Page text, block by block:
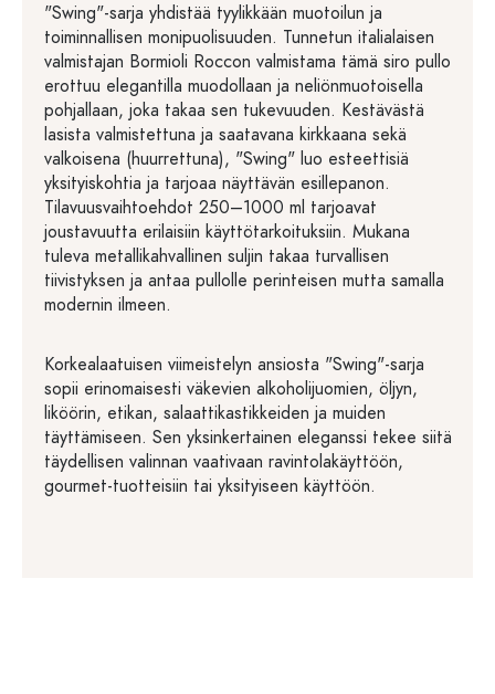
"Swing"-sarja yhdistää tyylikkään muotoilun ja
toiminnallisen monipuolisuuden. Tunnetun italialaisen
valmistajan Bormioli Roccon valmistama tämä siro pullo
erottuu elegantilla muodollaan ja neliönmuotoisella
pohjallaan, joka takaa sen tukevuuden. Kestävästä
lasista valmistettuna ja saatavana kirkkaana sekä
valkoisena (huurrettuna), "Swing" luo esteettisiä
yksityiskohtia ja tarjoaa näyttävän esillepanon.
Tilavuusvaihtoehdot 250–1000 ml tarjoavat
joustavuutta erilaisiin käyttötarkoituksiin. Mukana
tuleva metallikahvallinen suljin takaa turvallisen
tiivistyksen ja antaa pullolle perinteisen mutta samalla
modernin ilmeen.
Korkealaatuisen viimeistelyn ansiosta "Swing"-sarja
sopii erinomaisesti väkevien alkoholijuomien, öljyn,
liköörin, etikan, salaattikastikkeiden ja muiden
täyttämiseen. Sen yksinkertainen eleganssi tekee siitä
täydellisen valinnan vaativaan ravintolakäyttöön,
gourmet-tuotteisiin tai yksityiseen käyttöön.